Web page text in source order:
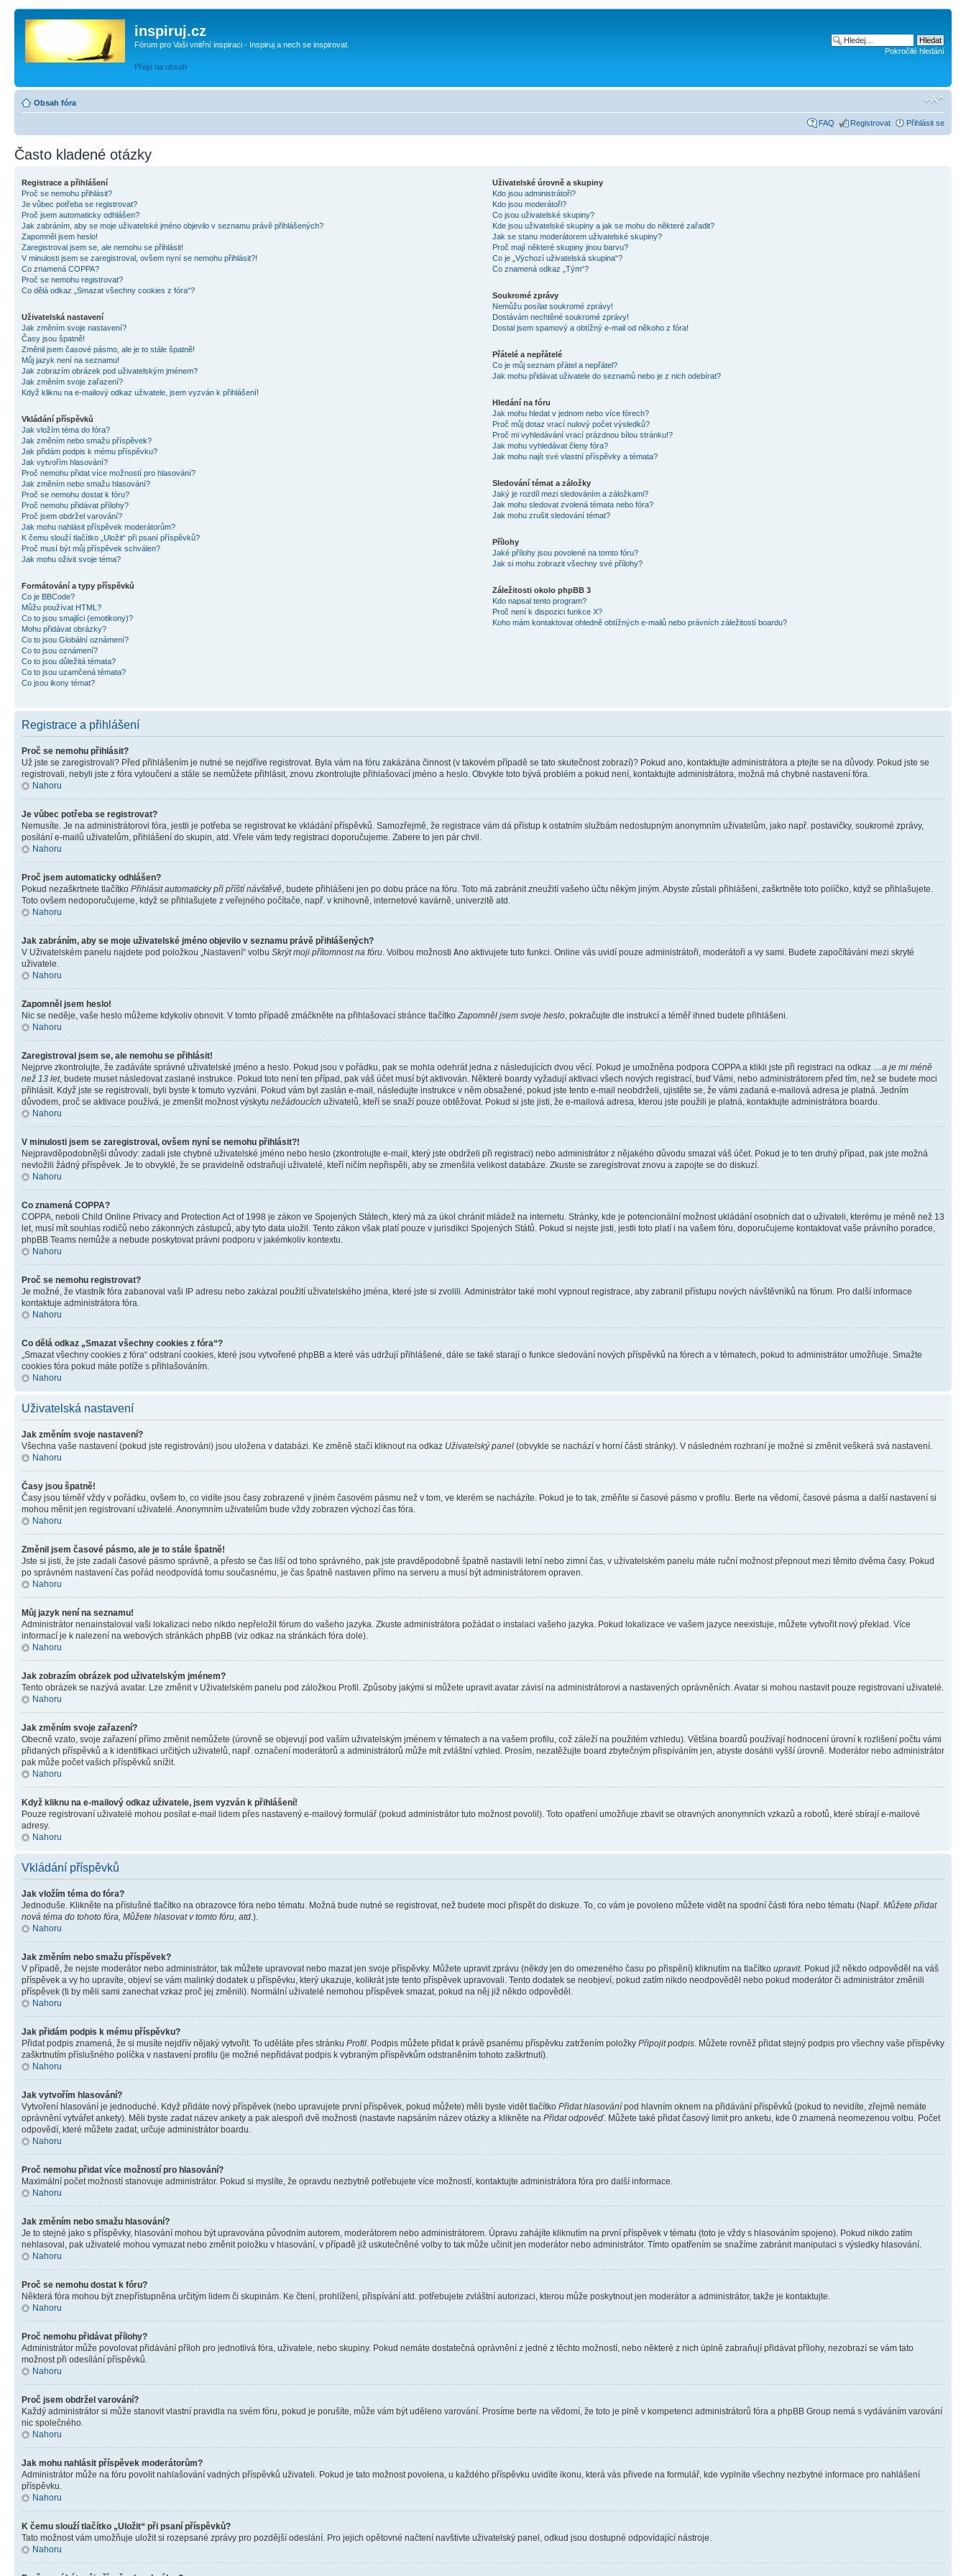
inspiruj.cz
Fórum pro Vaši vnitřní inspiraci - Inspiruj a nech se inspirovat.
Přejít na obsah
Pokročilé hledání
Obsah fóra
FAQ Registrovat Přihlásit se
Často kladené otázky
Registrace a přihlášení
Proč se nemohu přihlásit?
Je vůbec potřeba se registrovat?
Proč jsem automaticky odhlášen?
Jak zabráním, aby se moje uživatelské jméno objevilo v seznamu právě přihlášených?
Zapomněl jsem heslo!
Zaregistroval jsem se, ale nemohu se přihlásit!
V minulosti jsem se zaregistroval, ovšem nyní se nemohu přihlásit?!
Co znamená COPPA?
Proč se nemohu registrovat?
Co dělá odkaz „Smazat všechny cookies z fóra“?
Uživatelská nastavení
Jak změním svoje nastavení?
Časy jsou špatně!
Změnil jsem časové pásmo, ale je to stále špatně!
Můj jazyk není na seznamu!
Jak zobrazím obrázek pod uživatelským jménem?
Jak změním svoje zařazení?
Když kliknu na e-mailový odkaz uživatele, jsem vyzván k přihlášení!
Vkládání příspěvků
Jak vložím téma do fóra?
Jak změním nebo smažu příspěvek?
Jak přidám podpis k mému příspěvku?
Jak vytvořím hlasování?
Proč nemohu přidat více možností pro hlasování?
Jak změním nebo smažu hlasování?
Proč se nemohu dostat k fóru?
Proč nemohu přidávat přílohy?
Proč jsem obdržel varování?
Jak mohu nahlásit příspěvek moderátorům?
K čemu slouží tlačítko „Uložit“ při psaní příspěvků?
Proč musí být můj příspěvek schválen?
Jak mohu oživit svoje téma?
Formátování a typy příspěvků
Co je BBCode?
Můžu používat HTML?
Co to jsou smajlíci (emotikony)?
Mohu přidávat obrázky?
Co to jsou Globální oznámení?
Co to jsou oznámení?
Co to jsou důležitá témata?
Co to jsou uzamčená témata?
Co jsou ikony témat?
Uživatelské úrovně a skupiny
Kdo jsou administrátoři?
Kdo jsou moderátoři?
Co jsou uživatelské skupiny?
Kde jsou uživatelské skupiny a jak se mohu do některé zařadit?
Jak se stanu moderátorem uživatelské skupiny?
Proč mají některé skupiny jinou barvu?
Co je „Výchozí uživatelská skupina“?
Co znamená odkaz „Tým“?
Soukromé zprávy
Nemůžu posílat soukromé zprávy!
Dostávám nechtěné soukromé zprávy!
Dostal jsem spamový a obtížný e-mail od někoho z fóra!
Přátelé a nepřátelé
Co je můj seznam přátel a nepřátel?
Jak mohu přidávat uživatele do seznamů nebo je z nich odebírat?
Hledání na fóru
Jak mohu hledat v jednom nebo více fórech?
Proč můj dotaz vrací nulový počet výsledků?
Proč mi vyhledávání vrací prázdnou bílou stránku!?
Jak mohu vyhledávat členy fóra?
Jak mohu najít své vlastní příspěvky a témata?
Sledování témat a záložky
Jaký je rozdíl mezi sledováním a záložkami?
Jak mohu sledovat zvolená témata nebo fóra?
Jak mohu zrušit sledování témat?
Přílohy
Jaké přílohy jsou povolené na tomto fóru?
Jak si mohu zobrazit všechny své přílohy?
Záležitosti okolo phpBB 3
Kdo napsal tento program?
Proč není k dispozici funkce X?
Koho mám kontaktovat ohledně obtížných e-mailů nebo právních záležitostí boardu?
Registrace a přihlášení
Proč se nemohu přihlásit?
Už jste se zaregistrovali? Před přihlášením je nutné se nejdříve registrovat. Byla vám na fóru zakázána činnost (v takovém případě se tato skutečnost zobrazí)? Pokud ano, kontaktujte administrátora a ptejte se na důvody. Pokud jste se
registrovali, nebyli jste z fóra vyloučeni a stále se nemůžete přihlásit, znovu zkontrolujte přihlašovací jméno a heslo. Obvykle toto bývá problém a pokud není, kontaktujte administrátora, možná má chybné nastavení fóra.
Nahoru
Je vůbec potřeba se registrovat?
Nemusíte. Je na administrátorovi fóra, jestli je potřeba se registrovat ke vkládání příspěvků. Samozřejmě, že registrace vám dá přístup k ostatním službám nedostupným anonymním uživatelům, jako např. postavičky, soukromé zprávy,
posílání e-mailů uživatelům, přihlášení do skupin, atd. Vřele vám tedy registraci doporučujeme. Zabere to jen pár chvil.
Nahoru
Proč jsem automaticky odhlášen?
Pokud nezaškrtnete tlačítko Přihlásit automaticky při příští návštěvě, budete přihlášeni jen po dobu práce na fóru. Toto má zabránit zneužití vašeho účtu někým jiným. Abyste zůstali přihlášeni, zaškrtněte toto políčko, když se přihlašujete.
Toto ovšem nedoporučujeme, když se přihlašujete z veřejného počítače, např. v knihovně, internetové kavárně, univerzitě atd.
Nahoru
Jak zabráním, aby se moje uživatelské jméno objevilo v seznamu právě přihlášených?
V Uživatelském panelu najdete pod položkou „Nastavení“ volbu Skrýt moji přítomnost na fóru. Volbou možnosti Ano aktivujete tuto funkci. Online vás uvidí pouze administrátoři, moderátoři a vy sami. Budete započítáváni mezi skryté
uživatele.
Nahoru
Zapomněl jsem heslo!
Nic se neděje, vaše heslo můžeme kdykoliv obnovit. V tomto případě zmáčkněte na přihlašovací stránce tlačítkoZapomněl jsem svoje heslo, pokračujte dle instrukcí a téměř ihned budete přihlášeni.
Nahoru
Zaregistroval jsem se, ale nemohu se přihlásit!
Nejprve zkontrolujte, že zadáváte správné uživatelské jméno a heslo. Pokud jsou v pořádku, pak se mohla odehrát jedna z následujících dvou věcí. Pokud je umožněna podpora COPPA a klikli jste při registraci na odkaz …a je mi méně
než 13 let, budete muset následovat zaslané instrukce. Pokud toto není ten případ, pak váš účet musí být aktivován. Některé boardy vyžadují aktivaci všech nových registrací, buď Vámi, nebo administrátorem před tím, než se budete moci
přihlásit. Když jste se registrovali, byli byste k tomuto vyzváni. Pokud vám byl zaslán e-mail, následujte instrukce v něm obsažené, pokud jste tento e-mail neobdrželi, ujistěte se, že vámi zadaná e-mailová adresa je platná. Jedním
důvodem, proč se aktivace používá, je zmenšit možnost výskytu nežádoucích uživatelů, kteří se snaží pouze obtěžovat. Pokud si jste jisti, že e-mailová adresa, kterou jste použili je platná, kontaktujte administrátora boardu.
Nahoru
V minulosti jsem se zaregistroval, ovšem nyní se nemohu přihlásit?!
Nejpravděpodobnější důvody: zadali jste chybné uživatelské jméno nebo heslo (zkontrolujte e-mail, který jste obdrželi při registraci) nebo administrátor z nějakého důvodu smazal váš účet. Pokud je to ten druhý případ, pak jste možná
nevložili žádný příspěvek. Je to obvyklé, že se pravidelně odstraňují uživatelé, kteří ničím nepřispěli, aby se zmenšila velikost databáze. Zkuste se zaregistrovat znovu a zapojte se do diskuzí.
Nahoru
Co znamená COPPA?
COPPA, neboli Child Online Privacy and Protection Act of 1998 je zákon ve Spojených Státech, který má za úkol chránit mládež na internetu. Stránky, kde je potencionální možnost ukládání osobních dat o uživateli, kterému je méně než 13
let, musí mít souhlas rodičů nebo zákonných zástupců, aby tyto data uložil. Tento zákon však platí pouze v jurisdikci Spojených Států. Pokud si nejste jisti, jestli toto platí i na vašem fóru, doporučujeme kontaktovat vaše právního poradce,
phpBB Teams nemůže a nebude poskytovat právni podporu v jakémkoliv kontextu.
Nahoru
Proč se nemohu registrovat?
Je možné, že vlastník fóra zabanoval vaši IP adresu nebo zakázal použití uživatelského jména, které jste si zvolili. Administrátor také mohl vypnout registrace, aby zabranil přístupu nových návštěvníků na fórum. Pro další informace
kontaktuje administrátora fóra.
Nahoru
Co dělá odkaz „Smazat všechny cookies z fóra“?
„Smazat všechny cookies z fóra“ odstraní cookies, které jsou vytvořené phpBB a které vás udržují přihlášené, dále se také starají o funkce sledování nových příspěvků na fórech a v tématech, pokud to administrátor umožňuje. Smažte
cookies fóra pokud máte potíže s přihlašováním.
Nahoru
Uživatelská nastavení
Jak změním svoje nastavení?
Všechna vaše nastavení (pokud jste registrováni) jsou uložena v databázi. Ke změně stačí kliknout na odkaz Uživatelský panel (obvykle se nachází v horní části stránky). V následném rozhraní je možné si změnit veškerá svá nastavení.
Nahoru
Časy jsou špatně!
Časy jsou téměř vždy v pořádku, ovšem to, co vidíte jsou časy zobrazené v jiném časovém pásmu než v tom, ve kterém se nacházíte. Pokud je to tak, změňte si časové pásmo v profilu. Berte na vědomí, časové pásma a další nastavení si
mohou měnit jen registrovaní uživatelé. Anonymním uživatelům bude vždy zobrazen výchozí čas fóra.
Nahoru
Změnil jsem časové pásmo, ale je to stále špatně!
Jste si jisti, že jste zadali časové pásmo správně, a přesto se čas liší od toho správného, pak jste pravděpodobně špatně nastavili letní nebo zimní čas, v uživatelském panelu máte ruční možnost přepnout mezi těmito dvěma časy. Pokud
po správném nastavení čas pořád neodpovídá tomu současnému, je čas špatně nastaven přímo na serveru a musí být administrátorem opraven.
Nahoru
Můj jazyk není na seznamu!
Administrátor nenainstaloval vaši lokalizaci nebo nikdo nepřeložil fórum do vašeho jazyka. Zkuste administrátora požádat o instalaci vašeho jazyka. Pokud lokalizace ve vašem jazyce neexistuje, můžete vytvořit nový překlad. Více
informací je k nalezení na webových stránkách phpBB (viz odkaz na stránkách fóra dole).
Nahoru
Jak zobrazím obrázek pod uživatelským jménem?
Tento obrázek se nazývá avatar. Lze změnit v Uživatelském panelu pod záložkou Profil. Způsoby jakými si můžete upravit avatar závisí na administrátorovi a nastavených oprávněních. Avatar si mohou nastavit pouze registrovaní uživatelé.
Nahoru
Jak změním svoje zařazení?
Obecně vzato, svoje zařazení přímo změnit nemůžete (úrovně se objevují pod vaším uživatelským jménem v tématech a na vašem profilu, což záleží na použitém vzhledu). Většina boardů používají hodnocení úrovní k rozlišení počtu vámi
přidaných příspěvků a k identifikaci určitých uživatelů, např. označení moderátorů a administrátorů může mít zvláštní vzhled. Prosím, nezatěžujte board zbytečným přispíváním jen, abyste dosáhli vyšší úrovně. Moderátor nebo administrátor
pak může počet vašich příspěvků snížit.
Nahoru
Když kliknu na e-mailový odkaz uživatele, jsem vyzván k přihlášení!
Pouze registrovaní uživatelé mohou posílat e-mail lidem přes nastavený e-mailový formulář (pokud administrátor tuto možnost povolil). Toto opatření umožňuje zbavit se otravných anonymních vzkazů a robotů, které sbírají e-mailové
adresy.
Nahoru
Vkládání příspěvků
Jak vložím téma do fóra?
Jednoduše. Klikněte na příslušné tlačítko na obrazovce fóra nebo tématu. Možná bude nutné se registrovat, než budete moci přispět do diskuze. To, co vám je povoleno můžete vidět na spodní části fóra nebo tématu (Např. Můžete přidat
nová téma do tohoto fóra, Můžete hlasovat v tomto fóru, atd.).
Nahoru
Jak změním nebo smažu příspěvek?
V případě, že nejste moderátor nebo administrátor, tak můžete upravovat nebo mazat jen svoje příspěvky. Můžete upravit zprávu (někdy jen do omezeného času po přispění) kliknutím na tlačítko upravit. Pokud již někdo odpověděl na váš
příspěvek a vy ho upravíte, objeví se vám malinký dodatek u příspěvku, který ukazuje, kolikrát jste tento příspěvek upravovali. Tento dodatek se neobjeví, pokud zatím nikdo neodpověděl nebo pokud moderátor či administrátor změnili
příspěvek (ti by měli sami zanechat vzkaz proč jej změnili). Normální uživatelé nemohou příspěvek smazat, pokud na něj již někdo odpověděl.
Nahoru
Jak přidám podpis k mému příspěvku?
Přidat podpis znamená, že si musíte nejdřív nějaký vytvořit. To uděláte přes stránku Profil. Podpis můžete přidat k právě psanému příspěvku zatržením položky Připojit podpis. Můžete rovněž přidat stejný podpis pro všechny vaše příspěvky
zaškrtnutím příslušného políčka v nastavení profilu (je možné nepřidávat podpis k vybraným příspěvkům odstraněním tohoto zaškrtnutí).
Nahoru
Jak vytvořím hlasování?
Vytvoření hlasování je jednoduché. Když přidáte nový příspěvek (nebo upravujete první příspěvek, pokud můžete) měli byste vidět tlačítko Přidat hlasování pod hlavním oknem na přidávání příspěvků (pokud to nevidíte, zřejmě nemáte
oprávnění vytvářet ankety). Měli byste zadat název ankety a pak alespoň dvě možnosti (nastavte napsáním název otázky a klikněte na Přidat odpověď. Můžete také přidat časový limit pro anketu, kde 0 znamená neomezenou volbu. Počet
odpovědí, které můžete zadat, určuje administrátor boardu.
Nahoru
Proč nemohu přidat více možností pro hlasování?
Maximální počet možností stanovuje administrátor. Pokud si myslíte, že opravdu nezbytně potřebujete více možností, kontaktujte administrátora fóra pro další informace.
Nahoru
Jak změním nebo smažu hlasování?
Je to stejné jako s příspěvky, hlasování mohou být upravována původním autorem, moderátorem nebo administrátorem. Úpravu zahájíte kliknutím na první příspěvek v tématu (toto je vždy s hlasováním spojeno). Pokud nikdo zatím
nehlasoval, pak uživatelé mohou vymazat nebo změnit položku v hlasování, v případě již uskutečněné volby to tak může učinit jen moderátor nebo administrátor. Tímto opatřením se snažíme zabránit manipulaci s výsledky hlasování.
Nahoru
Proč se nemohu dostat k fóru?
Některá fóra mohou být znepřístupněna určitým lidem či skupinám. Ke čtení, prohlížení, přispívání atd. potřebujete zvláštní autorizaci, kterou může poskytnout jen moderátor a administrátor, takže je kontaktujte.
Nahoru
Proč nemohu přidávat přílohy?
Administrátor může povolovat přidávání příloh pro jednotlivá fóra, uživatele, nebo skupiny. Pokud nemáte dostatečná oprávnění z jedné z těchto možností, nebo některé z nich úplně zabraňují přidávat přílohy, nezobrazí se vám tato
možnost při odesílání příspěvků.
Nahoru
Proč jsem obdržel varování?
Každý administrátor si může stanovit vlastní pravidla na svém fóru, pokud je porušíte, může vám být uděleno varování. Prosíme berte na vědomí, že toto je plně v kompetenci administrátorů fóra a phpBB Group nemá s vydáváním varování
nic společného.
Nahoru
Jak mohu nahlásit příspěvek moderátorům?
Administrátor může na fóru povolit nahlašování vadných příspěvků uživateli. Pokud je tato možnost povolena, u každého příspěvku uvidíte ikonu, která vás přivede na formulář, kde vyplníte všechny nezbytné informace pro nahlášení
příspěvku.
Nahoru
K čemu slouží tlačítko „Uložit“ při psaní příspěvků?
Tato možnost vám umožňuje uložit si rozepsané zprávy pro pozdější odeslání. Pro jejich opětovné načtení navštivte uživatelský panel, odkud jsou dostupné odpovídající nástroje.
Nahoru